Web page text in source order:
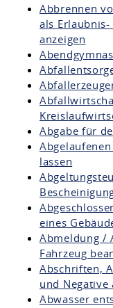
Abbrennen
als
anzeigen
Abgabe für
lassen
eines
Abmeldung /
Fahrzeug
Abschriften,
und Negative
Abwasser